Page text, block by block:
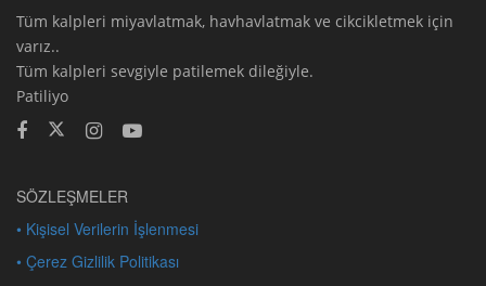
Tüm kalpleri miyavlatmak, havhavlatmak ve cikcikletmek için
varız..
Tüm kalpleri sevgiyle patilemek dileğiyle.
Patiliyo
SÖZLEŞMELER
• Kişisel Verilerin İşlenmesi
• Çerez Gizlilik Politikası